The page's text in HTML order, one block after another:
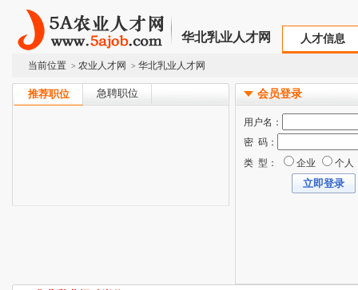
华北乳业人才网 人才信息
当前位置 > 农业人才网 > 华北乳业人才网
推荐职位 急聘职位 会员登录
用户名：
密 码：
类 型：
企业 个人